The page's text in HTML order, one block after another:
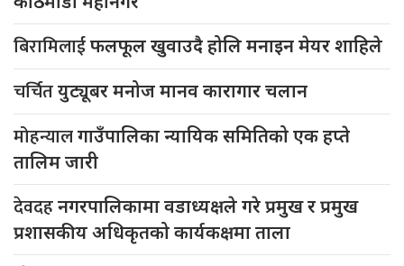
बिरामिलाईफलफूल खुवाउदै होलि मनाइन मेयर शाहिले
चर्चितयुट्यूबर मनोज मानव कारागार चलान
मोहन्यालगाउँपालिका न्यायिक समितिको एक हप्ते
तालिम जारी
देवदहनगरपालिकामा वडाध्यक्षले गरे प्रमुख र प्रमुख
प्रशासकीय अधिकृतको कार्यकक्षमा ताला